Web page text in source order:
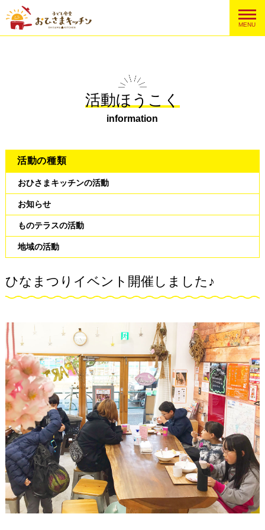
MENU
活動ほうこく
information
活動の種類
おひさまキッチンの活動
お知らせ
ものテラスの活動
地域の活動
ひなまつりイベント開催しました♪